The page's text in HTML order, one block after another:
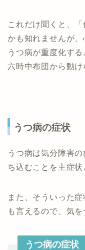
これだけ聞くと、
かも知れませんが、
うつ病が重度化す
六時中布団から動け
うつ病の症状
うつ病は気分障害
ち込むことを主症状
また、そういった
も言えるので、気を
うつ病の症状